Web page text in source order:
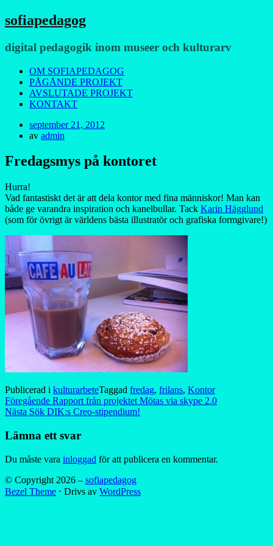
sofiapedagog
digital pedagogik inom museer och kulturarv
Meny
Hoppa
innehåll
OM SOFIAPEDAGOG
PÅGÅNDE PROJEKT
AVSLUTADE PROJEKT
KONTAKT
Publicerad
den
september 21, 2012
av admin
Fredagsmys på kontoret
Hurra!
Vad fantastiskt det är att dela kontor med fina människor! Man kan
både ge varandra inspiration och kanelbullar. Tack Karin Hägglund
(som för övrigt är världens bästa illustratör och grafiska formgivare!)
Publicerad i kulturarbeteTaggad fredag, frilans, Kontor
Inläggsnavigering
Föregående Rapport från projektet Mötas via skype 2.0
Nästa Sök DIK:s Creo-stipendium!
Lämna ett svar
Du måste vara inloggad för att publicera en kommentar.
© Copyright 2026 – sofiapedagog
Bezel Theme ⋅ Drivs av WordPress